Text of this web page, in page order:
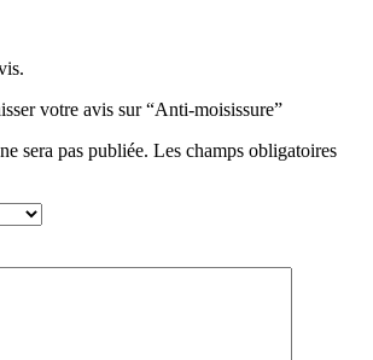
votre avis sur “Anti-moisissure”
sera pas publiée. Les champs obligatoires